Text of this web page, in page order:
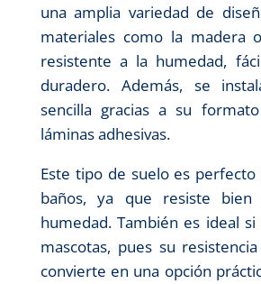
una amplia variedad de
materiales como la madera
resistente a la humedad,
duradero. Además, se
sencilla gracias a su
láminas adhesivas.
Este tipo de suelo es perfecto
baños, ya que resiste
humedad. También es ideal
mascotas, pues su
convierte en una opción